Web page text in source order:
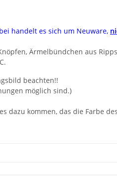
handelt es sich um Neuware,
Ärmelbündchen aus
beachten!!
möglich sind.)
kommen, das die Farbe